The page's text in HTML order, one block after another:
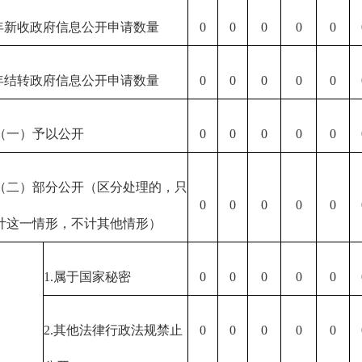
新收政府信息公开申请数量 0 0 0 0 0
结转政府信息公开申请数量 0 0 0 0 0
（一）予以公开 0 0 0 0 0
（二）部分公开（区分处理的，只
这一情形，不计其他情形）
0 0 0 0 0
1.属于国家秘密 0 0 0 0 0
2.其他法律行政法规禁止 0 0 0 0 0